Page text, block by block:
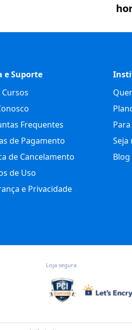
e Suporte
Frequentes
de Pagamento
de Cancelamento
de Uso
e Privacidade
Blog
Loja segura